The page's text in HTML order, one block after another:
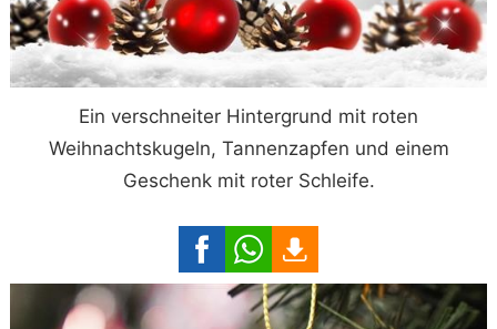
Ein verschneiter Hintergrund mit roten
Weihnachtskugeln, Tannenzapfen und einem
Geschenk mit roter Schleife.